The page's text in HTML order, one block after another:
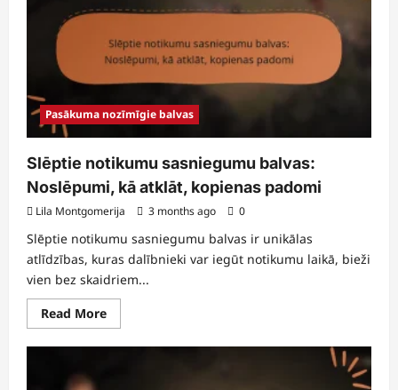
pieprasīšanas
atsauksmes
Pasākuma nozīmīgie balvas
Slēptie notikumu sasniegumu balvas:
Noslēpumi, kā atklāt, kopienas padomi
Lila Montgomerija 3 months ago 0
Slēptie notikumu sasniegumu balvas ir unikālas
atlīdzības, kuras dalībnieki var iegūt notikumu laikā, bieži
vien bez skaidriem...
Read MoreRead
more
Slēptie